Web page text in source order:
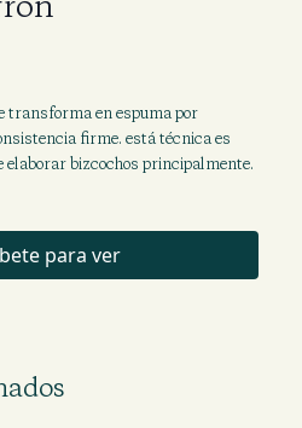
transforma en espuma por
firme. está técnica es
bizcochos principalmente.
para ver